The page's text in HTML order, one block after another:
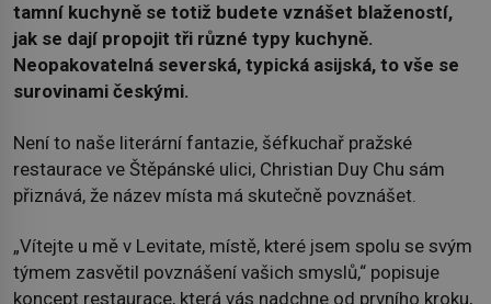
tamní kuchyně se totiž budete vznášet blažeností,
jak se dají propojit tři různé typy kuchyně.
Neopakovatelná severská, typická asijská, to vše se
surovinami českými.
Není to naše literární fantazie, šéfkuchař pražské
restaurace ve Štěpánské ulici, Christian Duy Chu sám
přiznává, že název místa má skutečně povznášet.
„Vítejte u mě v Levitate, místě, které jsem spolu se svým
týmem zasvětil povznášení vašich smyslů,“ popisuje
koncept restaurace, která vás nadchne od prvního kroku,